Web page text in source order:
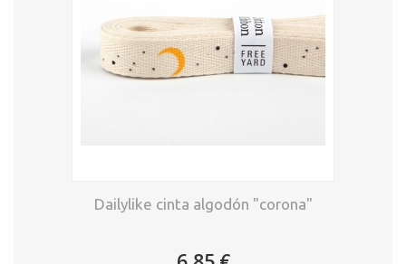
Dailylike cinta algodón "corona"